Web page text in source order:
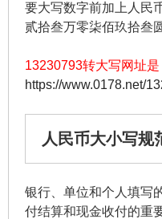
要大写数字前加上人民
贰拾叁万零柒佰玖拾叁圆
13230793转大写网址是
https://www.0178.net/
人民币大小写规
银行、单位和个人填写
付结算和现金收付的重